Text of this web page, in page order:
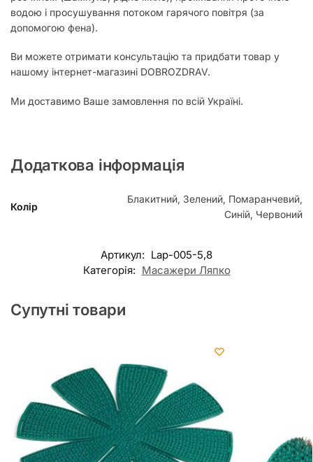
водою і просушування потоком гарячого повітря (за
допомогою фена).
Ви можете отримати консультацію та придбати товар у
нашому інтернет-магазині DOBROZDRAV.
Ми доставимо Ваше замовлення по всій Україні.
Додаткова інформація
Колір
Блакитний, Зелений, Помаранчевий,
Синій, Червоний
Артикул: Lap-005-5,8
Категорія: Масажери Ляпко
Супутні товари